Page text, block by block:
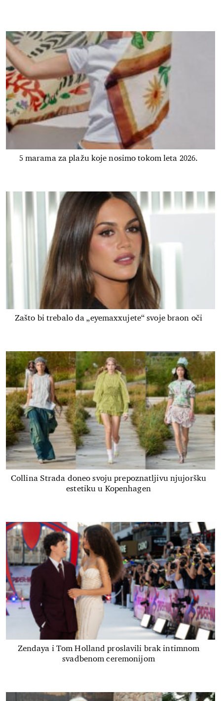
5 marama za plažu koje nosimo tokom leta 2026.
Zašto bi trebalo da „eyemaxxujete“ svoje braon oči
Collina Strada doneo svoju prepoznatljivu njujoršku
estetiku u Kopenhagen
Zendaya i Tom Holland proslavili brak intimnom
svadbenom ceremonijom